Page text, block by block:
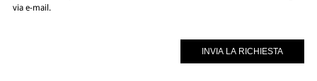
via e-mail.